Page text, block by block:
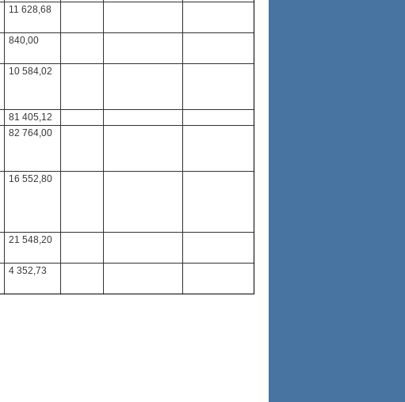
11 628,68
840,00
10 584,02
81 405,12
82 764,00
16 552,80
21 548,20
4 352,73